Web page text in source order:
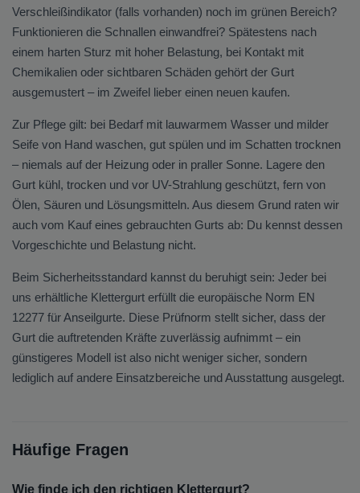
Verschleißindikator (falls vorhanden) noch im grünen Bereich?
Funktionieren die Schnallen einwandfrei? Spätestens nach
einem harten Sturz mit hoher Belastung, bei Kontakt mit
Chemikalien oder sichtbaren Schäden gehört der Gurt
ausgemustert – im Zweifel lieber einen neuen kaufen.
Zur Pflege gilt: bei Bedarf mit lauwarmem Wasser und milder
Seife von Hand waschen, gut spülen und im Schatten trocknen
– niemals auf der Heizung oder in praller Sonne. Lagere den
Gurt kühl, trocken und vor UV-Strahlung geschützt, fern von
Ölen, Säuren und Lösungsmitteln. Aus diesem Grund raten wir
auch vom Kauf eines gebrauchten Gurts ab: Du kennst dessen
Vorgeschichte und Belastung nicht.
Beim Sicherheitsstandard kannst du beruhigt sein: Jeder bei
uns erhältliche Klettergurt erfüllt die europäische Norm EN
12277 für Anseilgurte. Diese Prüfnorm stellt sicher, dass der
Gurt die auftretenden Kräfte zuverlässig aufnimmt – ein
günstigeres Modell ist also nicht weniger sicher, sondern
lediglich auf andere Einsatzbereiche und Ausstattung ausgelegt.
Häufige Fragen
Wie finde ich den richtigen Klettergurt?